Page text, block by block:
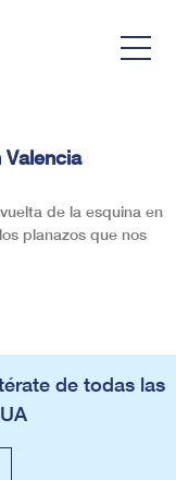
Valencia
de la esquina en
planazos que nos
de todas las